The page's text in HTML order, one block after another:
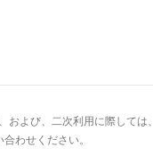
よび、二次利用に際しては、
わせください。